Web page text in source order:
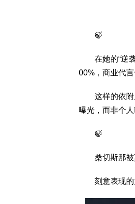
🍃
在她的“逆袭”
00%，商业代言
这样的依附居
曝光，而非个
🍃
桑切斯那被莫
刻意表现的力